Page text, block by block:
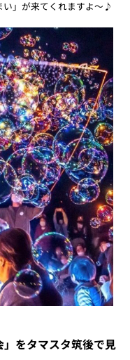
い」が来てくれますよ～♪
」をタマスタ筑後で見